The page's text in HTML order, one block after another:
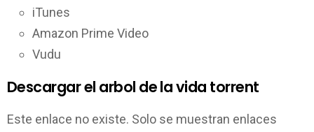
iTunes
Amazon Prime Video
Vudu
Descargar el arbol de la vida torrent
Este enlace no existe. Solo se muestran enlaces